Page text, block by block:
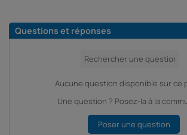
Questions et réponses
Aucune question disponible sur ce
Une question ? Posez-la à la
Poser une question